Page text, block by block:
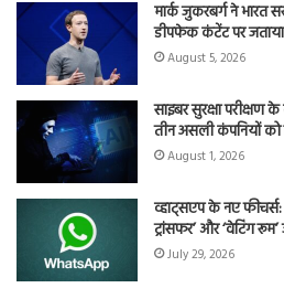
मार्क जुकरबर्ग ने भारत
डीपफेक कंटेंट पर
August 5, 2026
साइबर सुरक्षा
तीन असली कंपनियों को
August 1, 2026
व्हाट्सएप के नए
ट्रांसफर’ और ‘वेटिंग
July 29, 2026